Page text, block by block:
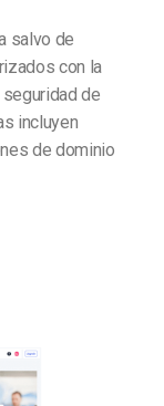
salvo de
con la
de
incluyen
de dominio